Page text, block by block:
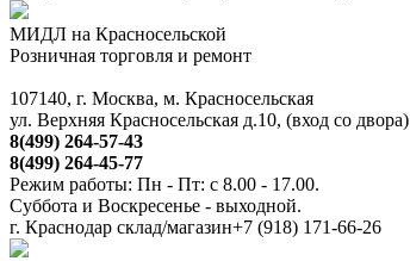
МИДЛ на Красносельской
Розничная торговля и ремонт
107140, г. Москва, м. Красносельская
ул. Верхняя Красносельская д.10, (вход со двора)
8(499) 264-57-43
8(499) 264-45-77
Режим работы: Пн - Пт: с 8.00 - 17.00.
Суббота и Воскресенье - выходной.
г. Краснодар склад/магазин+7 (918) 171-66-26